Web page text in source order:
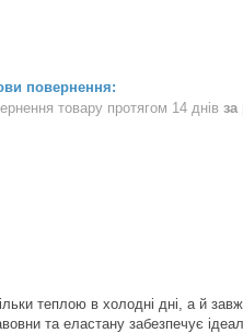
товару протягом 14 днів за
теплою в холодні дні, а й
та еластану забезпечує